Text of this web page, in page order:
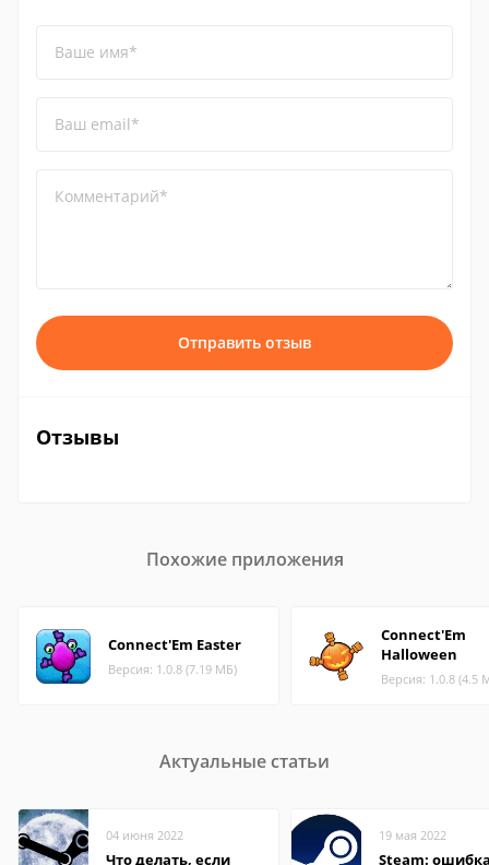
Ваше имя*
Ваш email*
Комментарий*
Отправить отзыв
Отзывы
Похожие приложения
Connect'Em Easter
Версия: 1.0.8 (7.19 МБ)
Connect'Em
Halloween
Версия: 1.0.8 (4.5
Актуальные статьи
04 июня 2022
Что делать, если
19 мая 2022
Steam: